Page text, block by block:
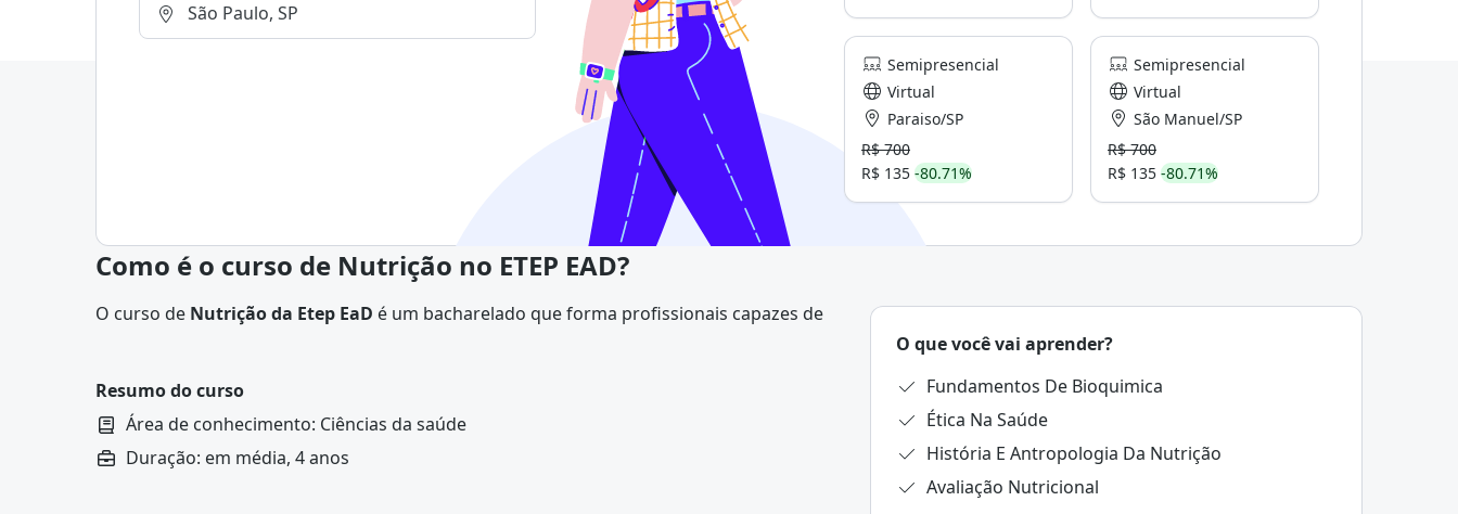
Semipresencial
Virtual
Paraiso/SP
R$ 700
R$ 135 -80.71%
Semipresencial
Virtual
São Manuel/SP
R$ 700
R$ 135 -80.71%
Como é o curso de Nutrição no ETEP EAD?
O curso de Nutrição da Etep EaD é um bacharelado que forma profissionais capazes de
cardápios, acompanhar tratamentos nutricionais e atuar em ações de educação
alimentar.
Todo o ensino é pautado por uma metodologia acessível e humanizada, ideal para quem
deseja estudar estuda no próprio ritmo sem abrir mão de qualidade.
Resumo do curso
Área de conhecimento: Ciências da saúde
Duração: em média, 4 anos
O que você vai aprender?
Fundamentos De Bioquimica
Ética Na Saúde
História E Antropologia Da Nutrição
Avaliação Nutricional